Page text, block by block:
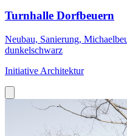
Turnhalle Dorfbeuern
Neubau, Sanierung,
dunkelschwarz
Initiative Architektur